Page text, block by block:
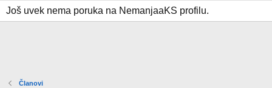
Još uvek nema poruka na NemanjaaKS profilu.
Članovi